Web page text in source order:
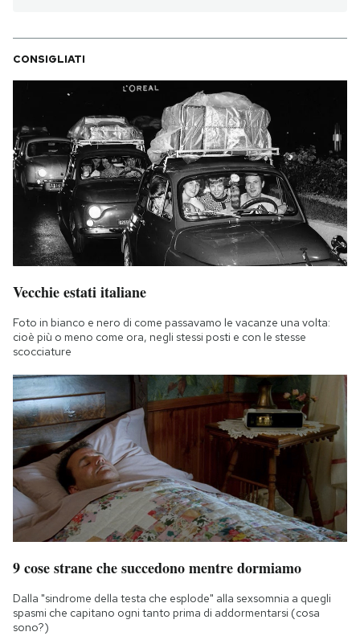
CONSIGLIATI
Vecchie estati italiane
Foto in bianco e nero di come passavamo le vacanze una volta:
cioè più o meno come ora, negli stessi posti e con le stesse
scocciature
9 cose strane che succedono mentre dormiamo
Dalla "sindrome della testa che esplode" alla sexsomnia a quegli
spasmi che capitano ogni tanto prima di addormentarsi (cosa
sono?)